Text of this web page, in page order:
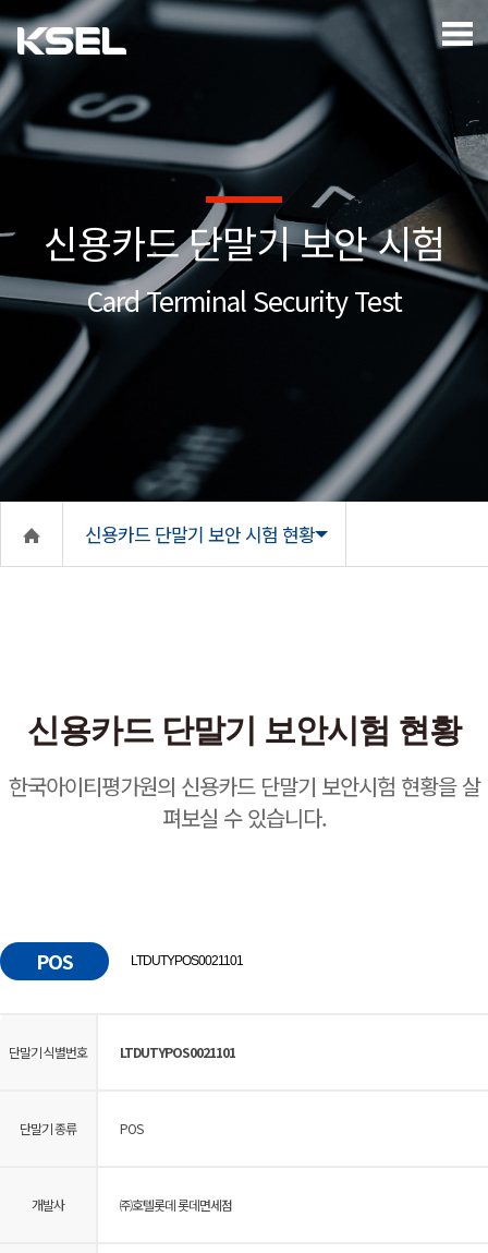
신용카드 단말기 보안 시험
Card Terminal Security Test
신용카드 단말기 보안 시험 현황
신용카드 단말기 보안시험 현황
한국아이티평가원의 신용카드 단말기 보안시험 현황을 살
펴보실 수 있습니다.
POS LTDUTYPOS0021101
단말기 식별번호 LTDUTYPOS0021101
단말기 종류 POS
개발사 ㈜호텔롯데 롯데면세점